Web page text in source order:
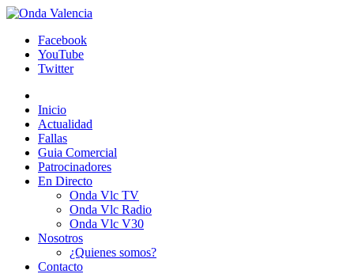
Facebook
YouTube
Twitter
Inicio
Actualidad
Fallas
Guia Comercial
Patrocinadores
En Directo
Onda Vlc TV
Onda Vlc Radio
Onda Vlc V30
Nosotros
¿Quienes somos?
Contacto